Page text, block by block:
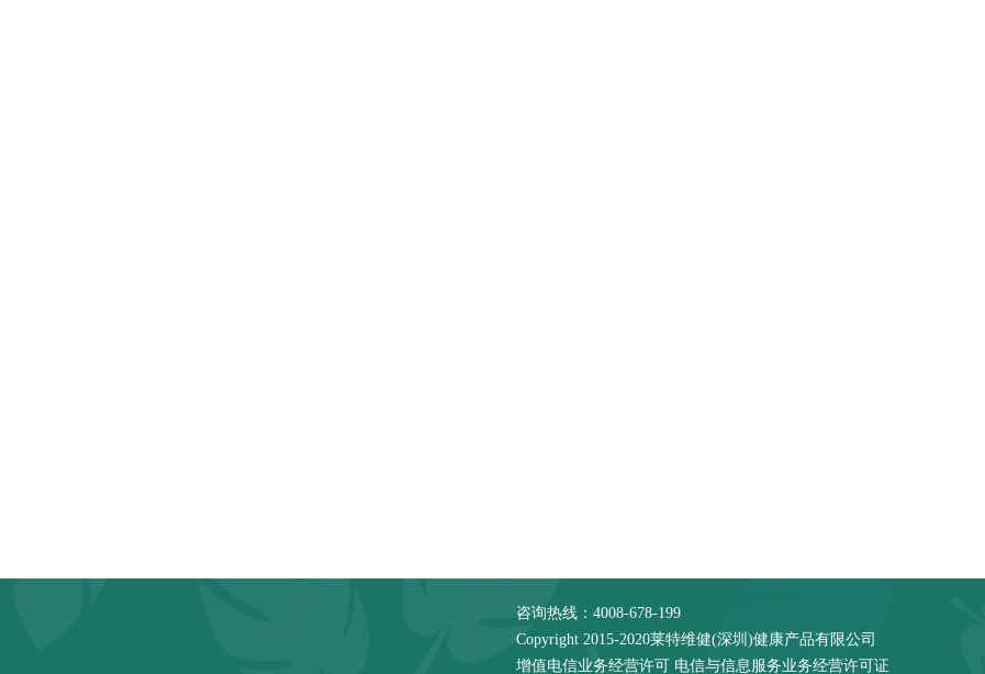
咨询热线：4008-678-199
Copyright 2015-2020莱特维健(深圳)健康产品有限公司
增值电信业务经营许可 电信与信息服务业务经营许可证